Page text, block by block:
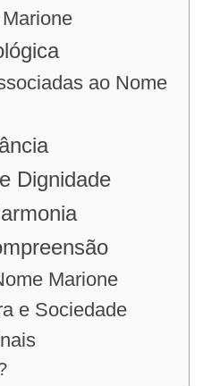
ao Nome
Dignidade
Marione
e Sociedade